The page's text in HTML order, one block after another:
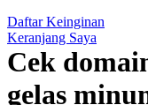
Philips
Playgro
Daftar Keinginan
Keranjang Saya
Cek
gelas